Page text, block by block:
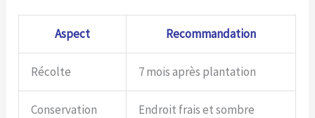
Aspect Recommandation
Récolte 7 mois après plantation
Conservation Endroit frais et sombre